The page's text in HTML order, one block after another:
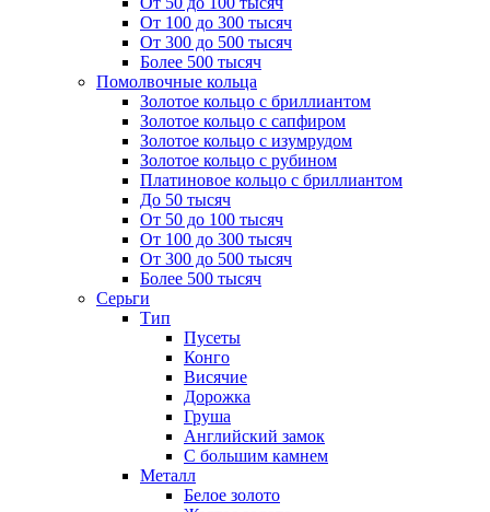
От 100 до 300 тысяч
От 300 до 500 тысяч
Более 500 тысяч
Помолвочные кольца
Золотое кольцо с бриллиантом
Золотое кольцо с сапфиром
Золотое кольцо с изумрудом
Золотое кольцо с рубином
Платиновое кольцо с бриллиантом
До 50 тысяч
От 50 до 100 тысяч
От 100 до 300 тысяч
От 300 до 500 тысяч
Более 500 тысяч
Серьги
Тип
Пусеты
Конго
Висячие
Дорожка
Груша
Английский замок
С большим камнем
Металл
Белое золото